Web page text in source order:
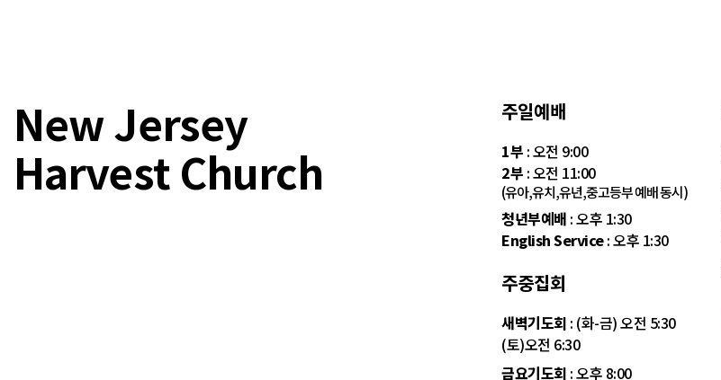
New Jersey
Harvest Church
주일예배
1부 : 오전 9:00
2부 : 오전 11:00
(유아,유치,유년,중고등부 예배 동시)
청년부예배 : 오후 1:30
English Service: 오후 1:30
주중집회
새벽기도회 : (화-금) 오전 5:30
(토)오전 6:30
금요기도회 : 오후 8:00